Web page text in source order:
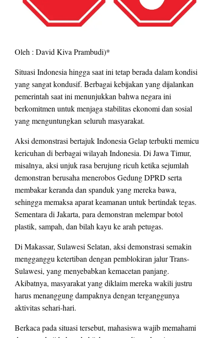
Oleh : David Kiva Prambudi)*
Situasi Indonesia hingga saat ini tetap berada dalam kondisi
yang sangat kondusif. Berbagai kebijakan yang dijalankan
pemerintah saat ini menunjukkan bahwa negara ini
berkomitmen untuk menjaga stabilitas ekonomi dan sosial
yang menguntungkan seluruh masyarakat.
Aksi demonstrasi bertajuk Indonesia Gelap terbukti memicu
kericuhan di berbagai wilayah Indonesia. Di Jawa Timur,
misalnya, aksi unjuk rasa berujung ricuh ketika sejumlah
demonstran berusaha menerobos Gedung DPRD serta
membakar keranda dan spanduk yang mereka bawa,
sehingga memaksa aparat keamanan untuk bertindak tegas.
Sementara di Jakarta, para demonstran melempar botol
plastik, sampah, dan bilah kayu ke arah petugas.
Di Makassar, Sulawesi Selatan, aksi demonstrasi semakin
mengganggu ketertiban dengan pemblokiran jalur Trans-
Sulawesi, yang menyebabkan kemacetan panjang.
Akibatnya, masyarakat yang diklaim mereka wakili justru
harus menanggung dampaknya dengan terganggunya
aktivitas sehari-hari.
Berkaca pada situasi tersebut, mahasiswa wajib memahami